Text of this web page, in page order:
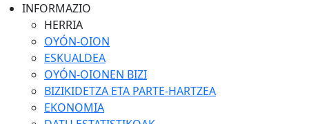
INFORMAZIO
HERRIA
OYÓN-OION
ESKUALDEA
OYÓN-OIONEN BIZI
BIZIKIDETZA ETA PARTE-HARTZEA
EKONOMIA